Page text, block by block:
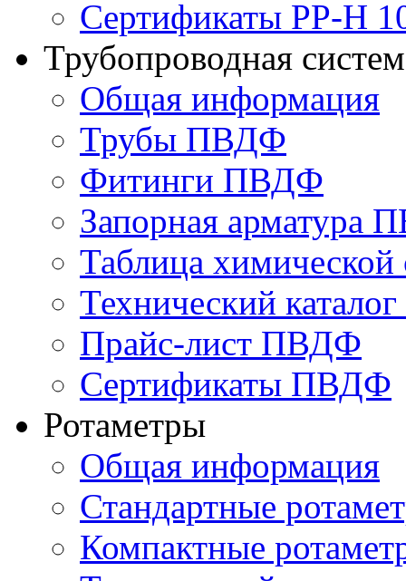
Сертификаты PP-H
Трубопроводная
Общая информация
Трубы ПВДФ
Фитинги ПВДФ
Запорная арматура
Таблица химической
Технический
Прайс-лист ПВДФ
Сертификаты ПВДФ
Ротаметры
Общая информация
Стандартные
Компактные